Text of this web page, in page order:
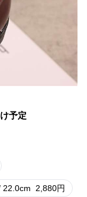
予定
22.0cm 2,880円